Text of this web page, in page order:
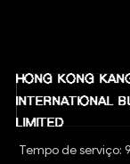
Tempo de serviço: